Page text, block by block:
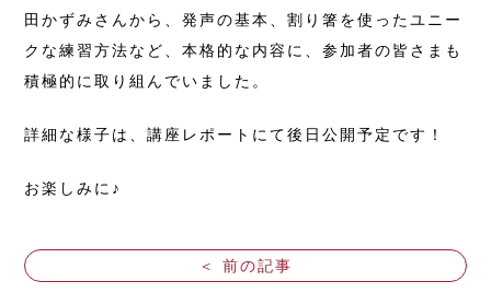
田かずみさんから、発声の基本、割り箸を使ったユニー
クな練習方法など、本格的な内容に、参加者の皆さまも
積極的に取り組んでいました。
詳細な様子は、講座レポートにて後日公開予定です！
お楽しみに♪
＜ 前の記事